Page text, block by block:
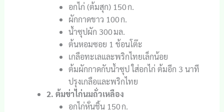
อกไก่ (ต้มสุก) 150 ก.
ผักกาดขาว 100 ก.
น้ำซุปผัก 300 มล.
ต้นหอมซอย 1 ช้อนโต๊ะ
เกลือทะเลและพริกไทยเล็กน้อย
ต้มผักกาดกับน้ำซุป ใส่อกไก่ ต้มอีก 3 นาที
ปรุงเกลือและพริกไทย
2. ต้มข่าไก่นมถั่วเหลือง
อกไก่หั่นชิ้น 150 ก.